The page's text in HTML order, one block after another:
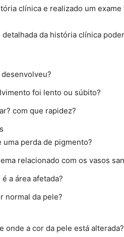
clínica e realizado um exame
detalhada da história clínica
foi lento ou súbito?
com que rapidez?
uma perda de pigmento?
relacionado com os vasos
a área afetada?
normal da pele?
onde a cor da pele está alterada?